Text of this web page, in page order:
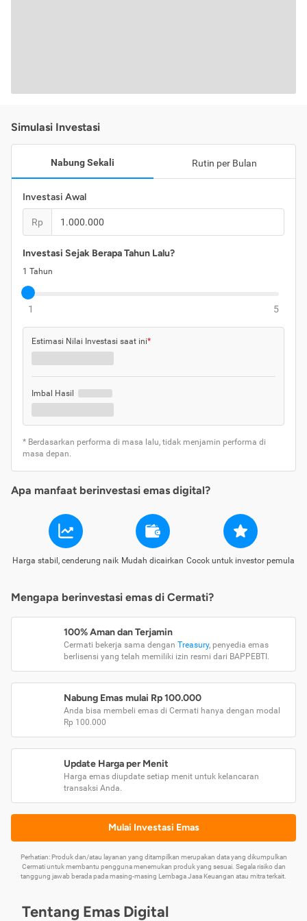
Simulasi Investasi
Nabung Sekali Rutin per Bulan
Investasi Awal
Rp
Investasi Sejak Berapa Tahun Lalu?
1 Tahun
1 5
Estimasi Nilai Investasi saat ini*
Imbal Hasil
* Berdasarkan performa di masa lalu, tidak menjamin performa di
masa depan.
Apa manfaat berinvestasi emas digital?
Harga stabil, cenderung naik Mudah dicairkan Cocok untuk investor pemula
Mengapa berinvestasi emas di Cermati?
100% Aman dan Terjamin
Cermati bekerja sama dengan Treasury, penyedia emas
berlisensi yang telah memiliki izin resmi dari BAPPEBTI.
Nabung Emas mulai Rp 100.000
Anda bisa membeli emas di Cermati hanya dengan modal
Rp 100.000
Update Harga per Menit
Harga emas diupdate setiap menit untuk kelancaran
transaksi Anda.
Mulai Investasi Emas
Perhatian: Produk dan/atau layanan yang ditampilkan merupakan data yang dikumpulkan
Cermati untuk membantu pengguna menemukan produk yang sesuai. Segala risiko dan
tanggung jawab berada pada masing-masing Lembaga Jasa Keuangan atau mitra terkait.
Tentang Emas Digital